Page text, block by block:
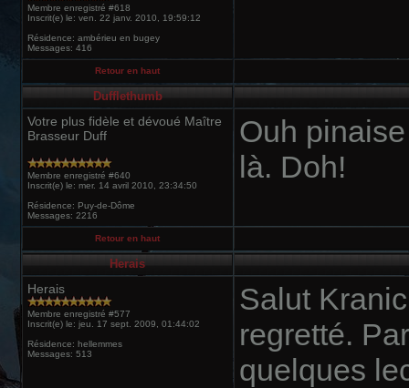
Membre enregistré #618
Inscrit(e) le: ven. 22 janv. 2010, 19:59:12
Résidence: ambérieu en bugey
Messages: 416
Retour en haut
Dufflethumb
Votre plus fidèle et dévoué Maître
Brasseur Duff
Membre enregistré #640
Inscrit(e) le: mer. 14 avril 2010, 23:34:50
Résidence: Puy-de-Dôme
Messages: 2216
Ouh
là. Doh!
Retour en haut
Herais
Herais
Membre enregistré #577
Inscrit(e) le: jeu. 17 sept. 2009, 01:44:02
Résidence: hellemmes
Messages: 513
Salut
regretté.
quelques